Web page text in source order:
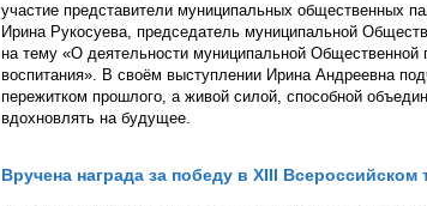
участие представители муниципальных общественных
Ирина Рукосуева, председатель муниципальной
на тему «О деятельности муниципальной Общественной
воспитания». В своём выступлении Ирина Андреевна
пережитком прошлого, а живой силой, способной
вдохновлять на будущее.
Вручена награда за победу в XIII